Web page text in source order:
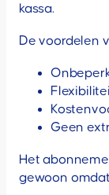
kassa.
De voordelen
Geen
Het
gewoon